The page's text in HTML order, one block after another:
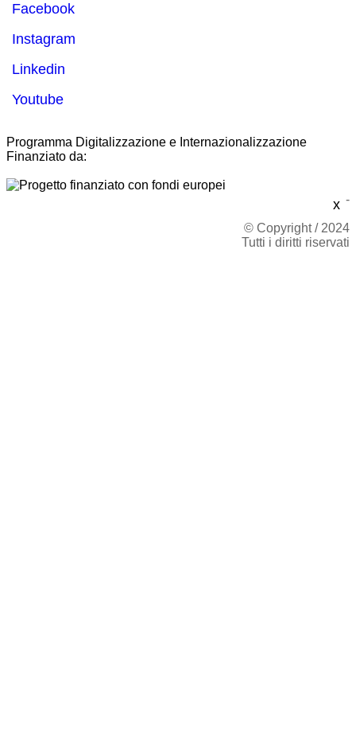
x
Facebook
Instagram
Linkedin
Youtube
Programma Digitalizzazione e Internazionalizzazione
Finanziato da:
-
© Copyright / 2024
Tutti i diritti riservati